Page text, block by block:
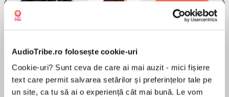
AudioTribe.ro folosește cookie-uri
Cookie-uri? Sunt ceva de care ai mai auzit - mici fișiere
text care permit salvarea setărilor și preferințelor tale pe
un site, ca tu să ai o experiență cât mai bună. Le vom
Elita de Argint (Elita
Diavolul se îmbracă de
Migdală
Sohn Won-pyung